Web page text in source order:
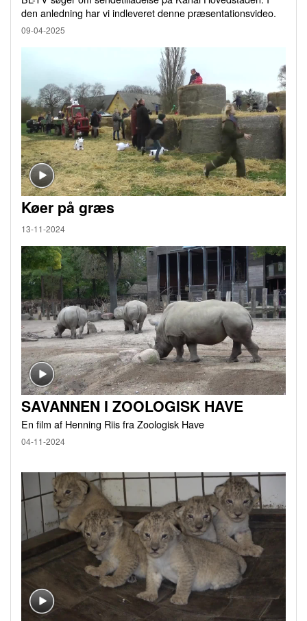
den anledning har vi indleveret denne præsentationsvideo.
09-04-2025
Køer på græs
13-11-2024
SAVANNEN I ZOOLOGISK HAVE
En film af Henning Riis fra Zoologisk Have
04-11-2024